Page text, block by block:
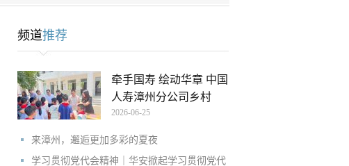
频道推荐
牵手国寿 绘动华章 中国
人寿漳州分公司乡村
2026-06-25
来漳州，邂逅更加多彩的夏夜
学习贯彻党代会精神｜华安掀起学习贯彻党代